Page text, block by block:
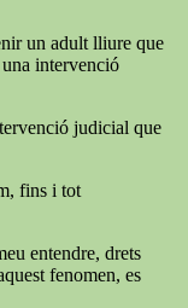
un adult lliure que
intervenció
judicial que
fins i tot
entendre, drets
fenomen, es